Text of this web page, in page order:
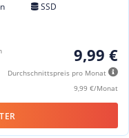
SSD
9,99 €
Durchschnittspreis pro Monat
9,99 €/Monat